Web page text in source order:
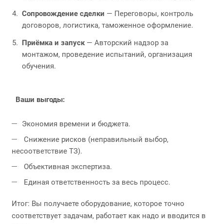
Сопровождение сделки — Переговоры, контроль
договоров, логистика, таможенное оформление.
Приёмка и запуск— Авторский надзор за
монтажом, проведение испытаний, организация
обучения.
Ваши выгоды:
Экономия времени и бюджета.
Снижение рисков (неправильный выбор,
несоответствие ТЗ).
Объективная экспертиза.
Единая ответственность за весь процесс.
Итог: Вы получаете оборудование, которое точно
соответствует задачам, работает как надо и вводится в